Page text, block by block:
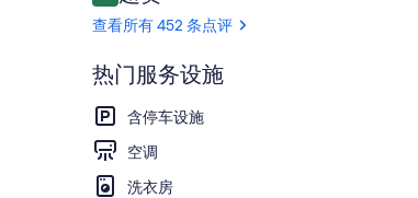
评
查看所有 452 条点评
热门服务设施
含停车设施
空调
洗衣房